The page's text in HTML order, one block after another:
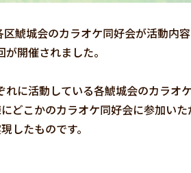
鯱城会のカラオケ同好会が活動内
開催されました。
に活動している各鯱城会のカラオ
どこかのカラオケ同好会に参加いた
したものです。